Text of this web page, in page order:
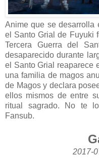
Anime que se desarrolla
el Santo Grial de Fuyuki
Tercera Guerra del
desaparecido durante
el Santo Grial reaparece
una familia de magos
de Magos y declara
ellos mismos de entre
ritual sagrado. No te
Fansub.
2017-